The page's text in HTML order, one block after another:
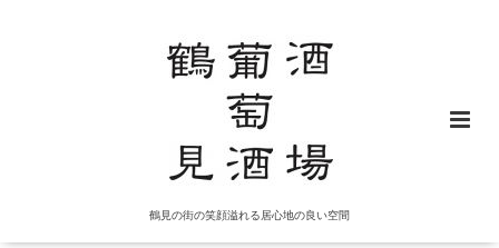
鶴見の街の笑顔溢れる居心地の良い空間